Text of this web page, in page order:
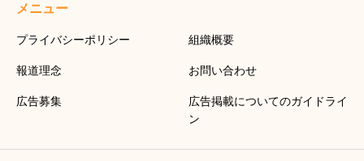
メニュー
プライバシーポリシー 組織概要
報道理念 お問い合わせ
広告募集
広告掲載についてのガイドライ
ン